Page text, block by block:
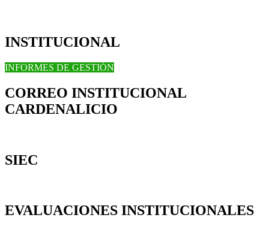
INSTITUCIONAL
INFORMES DE GESTIÓN
CORREO INSTITUCIONAL
CARDENALICIO
SIEC
EVALUACIONES INSTITUCIONALES